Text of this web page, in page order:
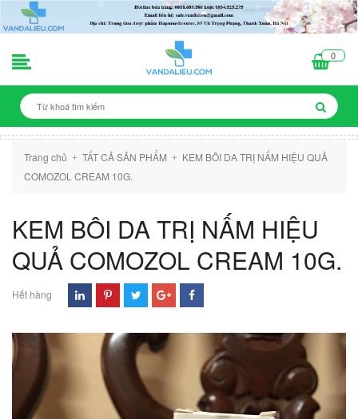
0
Trang chủ + TẤT CẢ SẢN PHẨM +
KEM BÔI DA TRỊ NẤM HIỆU QUẢ
COMOZOL CREAM 10G.
KEM BÔI DA TRỊ NẤM HIỆU
QUẢ COMOZOL CREAM 10G.
Hết hàng